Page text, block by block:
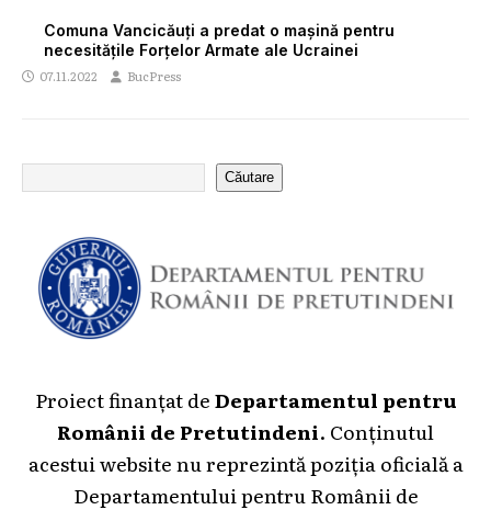
Comuna Vancicăuți a predat o mașină pentru
necesitățile Forțelor Armate ale Ucrainei
07.11.2022 BucPress
Căutare
Proiect finanțat deDepartamentul pentru
Românii de Pretutindeni. Conținutul
acestui website nu reprezintă poziția oficială a
Departamentului pentru Românii de